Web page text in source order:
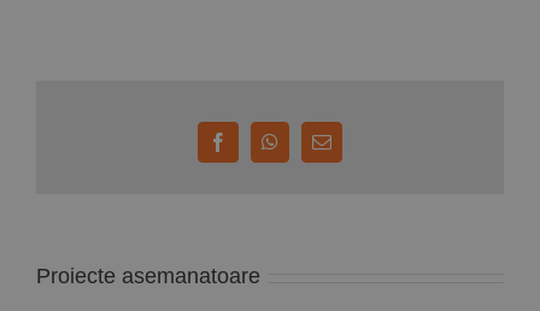
FacebookWhatsApp
E-
Proiecte asemanatoare